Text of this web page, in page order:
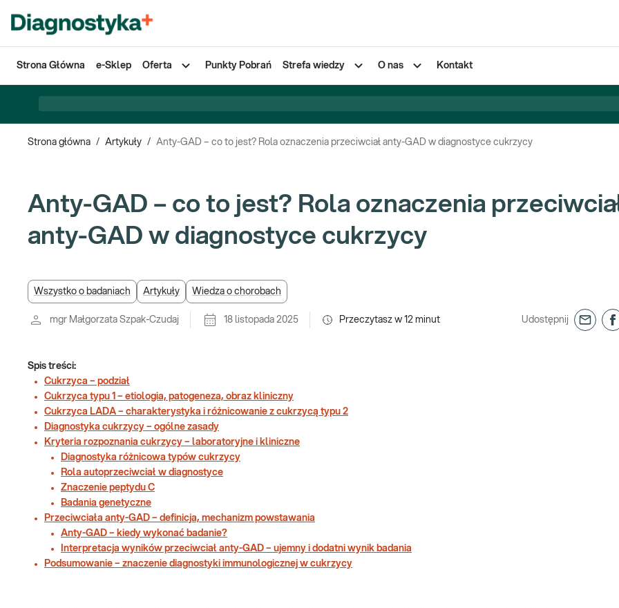
Strona Główna e-Sklep Oferta Punkty Pobrań Strefa wiedzy O nas Kontakt
Strona główna / Artykuły / Anty-GAD – co to jest? Rola oznaczenia przeciwciał anty-GAD w diagnostyce cukrzycy
Anty-GAD – co to jest? Rola oznaczenia
anty-GAD w diagnostyce cukrzycy
Wszystko o badaniach Artykuły Wiedza o chorobach
mgr Małgorzata Szpak-Czudaj 18 listopada 2025 Przeczytasz w 12 minut Udostępnij
Spis treści:
Cukrzyca – podział
Cukrzyca typu 1 – etiologia, patogeneza, obraz kliniczny
Cukrzyca LADA – charakterystyka i różnicowanie z cukrzycą typu 2
Diagnostyka cukrzycy – ogólne zasady
Kryteria rozpoznania cukrzycy – laboratoryjne i kliniczne
Diagnostyka różnicowa typów cukrzycy
Rola autoprzeciwciał w diagnostyce
Znaczenie peptydu C
Badania genetyczne
Przeciwciała anty-GAD – definicja, mechanizm powstawania
Anty-GAD – kiedy wykonać badanie?
Interpretacja wyników przeciwciał anty-GAD – ujemny i dodatni wynik badania
Podsumowanie – znaczenie diagnostyki immunologicznej w cukrzycy